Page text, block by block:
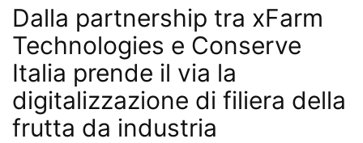
Dalla partnership tra xFarm
Technologies e Conserve
Italia prende il via la
digitalizzazione di filiera della
frutta da industria